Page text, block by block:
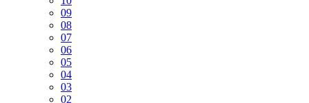
09
08
07
06
05
04
03
02